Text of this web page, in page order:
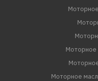
Моторное
Моторное